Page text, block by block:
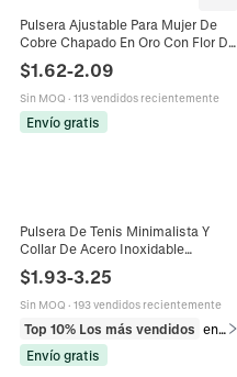
Pulsera Ajustable Para Mujer De
Cobre Chapado En Oro Con Flor De
Circonita Cúbica Cadena Tenis
Joyería Elegante
$1.62-2.09
Sin MOQ · 113 vendidos recientemente
Envío gratis
Pulsera De Tenis Minimalista Y
Collar De Acero Inoxidable
Chapado En Oro De 18K Circonita
Ajustable Para Mujer
$1.93-3.25
Sin MOQ · 193 vendidos recientemente
Top 10% Los más vendidos
en Pulseras
Envío gratis